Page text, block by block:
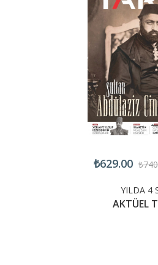
₺629.00
YILDA 4
AKTÜEL